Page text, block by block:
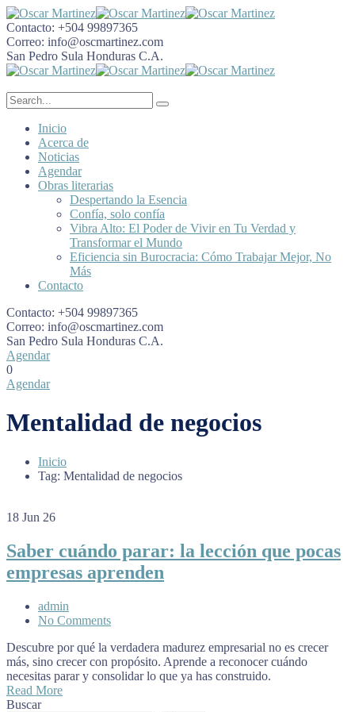
Contacto: +504 99897365
Correo: info@oscmartinez.com
San Pedro Sula Honduras C.A.
Inicio
Acerca de
Noticias
Agendar
Obras literarias
Despertando la Esencia
Confía, solo confía
Vibra Alto: El Poder de Vivir en Tu Verdad y
Transformar el Mundo
Eficiencia sin Burocracia: Cómo Trabajar Mejor, No
Más
Contacto
Contacto: +504 99897365
Correo: info@oscmartinez.com
San Pedro Sula Honduras C.A.
Agendar
0
Agendar
Mentalidad de negocios
Inicio
Tag: Mentalidad de negocios
18 Jun 26
Saber cuándo parar: la lección que pocas
empresas aprenden
admin
No Comments
Descubre por qué la verdadera madurez empresarial no es crecer
más, sino crecer con propósito. Aprende a reconocer cuándo
necesitas parar y consolidar lo que ya has construido.
Read More
Buscar